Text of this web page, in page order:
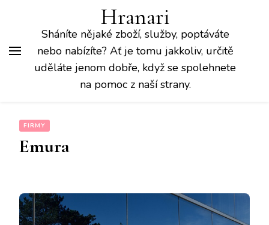
Hranari
Sháníte nějaké zboží, služby, poptáváte
nebo nabízíte? Ať je tomu jakkoliv, určitě
uděláte jenom dobře, když se spolehnete
na pomoc z naší strany.
FIRMY
Emura